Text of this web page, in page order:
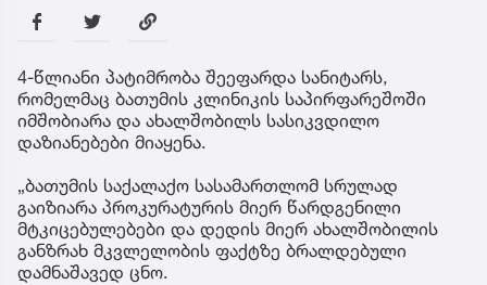
4-წლიანი პატიმრობა შეეფარდა სანიტარს,
რომელმაც ბათუმის კლინიკის საპირფარეშოში
იმშობიარა და ახალშობილს სასიკვდილო
დაზიანებები მიაყენა.
„ბათუმის საქალაქო სასამართლომ სრულად
გაიზიარა პროკურატურის მიერ წარდგენილი
მტკიცებულებები და დედის მიერ ახალშობილის
განზრახ მკვლელობის ფაქტზე ბრალდებული
დამნაშავედ ცნო.